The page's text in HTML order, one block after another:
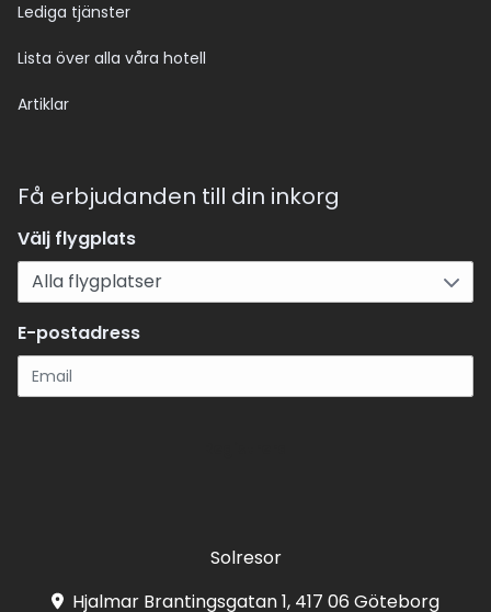
Lediga tjänster
Lista över alla våra hotell
Artiklar
Få erbjudanden till din inkorg
Välj flygplats
E-postadress
Solresor
Hjalmar Brantingsgatan 1, 417 06 Göteborg